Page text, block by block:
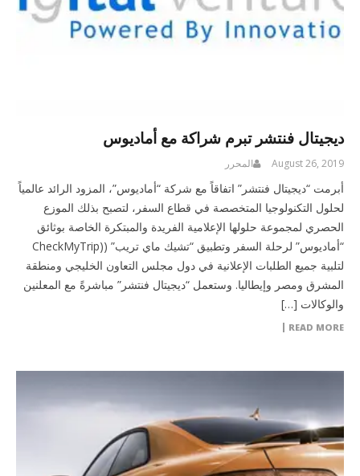
ديجيتال فنتشر تبرم شراكة مع أماديوس
August 26, 2019 المحرر
أبرمت “ديجيتال فنتشر” اتفاقاً مع شركة “أماديوس”، المزود الرائد عالمياً
لحلول التكنولوجيا المتخصصة في قطاع السفر، لتصبح بذلك الموزع
الحصري لمجموعة حلولها الإعلامية الفريدة والمبتكرة الخاصة بوثائق
“أماديوس” لرحلة السفر وتطبيق “تشيك ماي تريب” ((CheckMyTrip
لتلبية جميع الطلبات الإعلانية في دول مجلس التعاون الخليجي ومنطقة
المشرق ومصر وإيطاليا. وستعمل “ديجيتال فنتشر” مباشرةً مع المعلنين
والوكالات […]
READ MORE